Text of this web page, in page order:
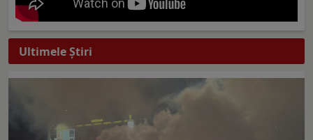
Ultimele Ştiri